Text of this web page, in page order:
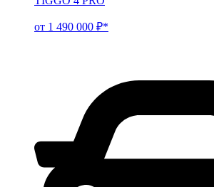
от 1 490 000 ₽*